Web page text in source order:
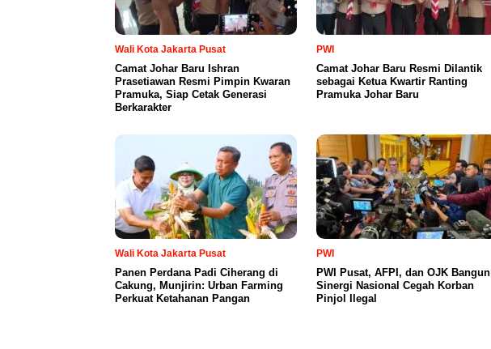
Wali Kota Jakarta Pusat
Camat Johar Baru Ishran
Prasetiawan Resmi Pimpin Kwaran
Pramuka, Siap Cetak Generasi
Berkarakter
PWI
Camat Johar Baru Resmi Dilantik
sebagai Ketua Kwartir Ranting
Pramuka Johar Baru
Wali Kota Jakarta Pusat
Panen Perdana Padi Ciherang di
Cakung, Munjirin: Urban Farming
Perkuat Ketahanan Pangan
PWI
PWI Pusat, AFPI, dan OJK Bangun
Sinergi Nasional Cegah Korban
Pinjol Ilegal